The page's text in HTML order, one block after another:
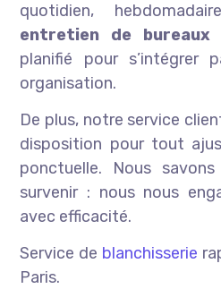
quotidien,
entretien de bureaux
planifié pour s’intégrer
organisation.
De plus, notre service
disposition pour tout
ponctuelle. Nous
survenir : nous nous
avec efficacité.
Service de blanchisserie
Paris.